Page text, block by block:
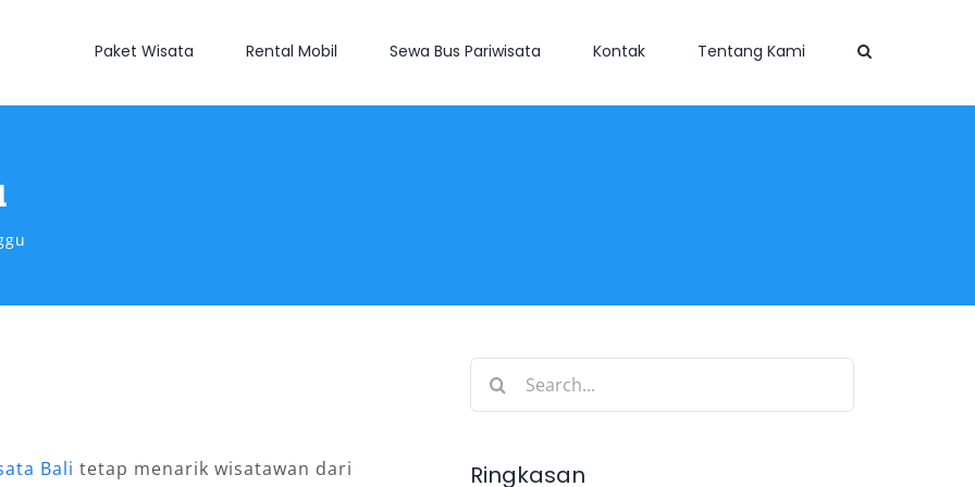
Paket Wisata Rental Mobil Sewa Bus Pariwisata Kontak Tentang Kami
Bali tetap menarik wisatawan dari
Search
Ringkasan